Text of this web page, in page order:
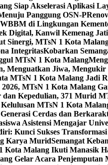
Siap Akselerasi Aplikasi
Panggung OSN-P
di Lingkungan
Digital, Kanwil Kemenag
Sinergi, MTsN 1 Kota
IntegritasKobarkan
MTsN 1 Kota Malang
Menguatkan Jiwa, Mengukir
MTsN 1 Kota Malang Jadi
MTsN 1 Kota Malang
Kepedulian, 371 Murid
Kelulusan MTsN 1 Kota
Cerdas dan
Asistensi Mengajar
Kunci Sukses
Karya MuridSemangat
Kota Malang Ikuti Manasik
Gelar Acara